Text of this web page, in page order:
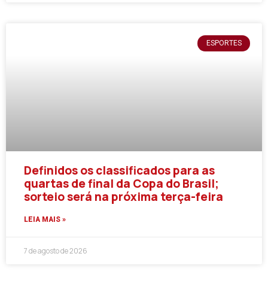
ESPORTES
Definidos os classificados para as
quartas de final da Copa do Brasil;
sorteio será na próxima terça-feira
LEIA MAIS »
7 de agosto de 2026